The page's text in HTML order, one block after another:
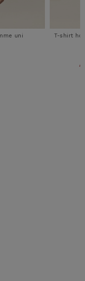
uni T-shirt